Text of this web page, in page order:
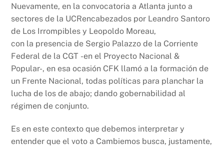
Nuevamente, en la convocatoria a Atlanta junto a
sectores de la UCRencabezados por Leandro Santoro
de Los Irrompibles y Leopoldo Moreau,
con la presencia de Sergio Palazzo de la Corriente
Federal de la CGT -en el Proyecto Nacional &
Popular-, en esa ocasión CFK llamó a la formación de
un Frente Nacional, todas políticas para planchar la
lucha de los de abajo; dando gobernabilidad al
régimen de conjunto.
Es en este contexto que debemos interpretar y
entender que el voto a Cambiemos busca, justamente,